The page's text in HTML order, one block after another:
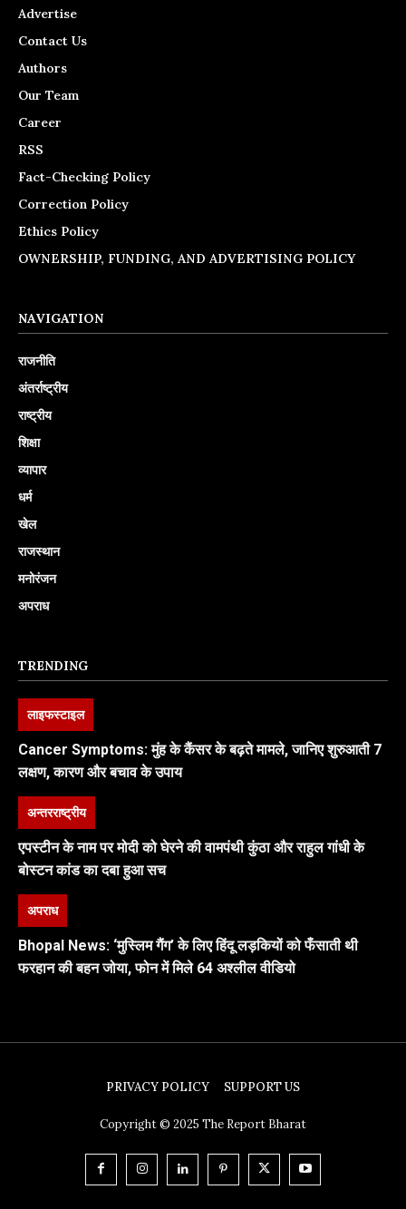
Advertise
Contact Us
Authors
Our Team
Career
RSS
Fact-Checking Policy
Correction Policy
Ethics Policy
OWNERSHIP, FUNDING, AND ADVERTISING POLICY
NAVIGATION
राजनीति
अंतर्राष्ट्रीय
राष्ट्रीय
शिक्षा
व्यापार
धर्म
खेल
राजस्थान
मनोरंजन
अपराध
TRENDING
लाइफस्टाइल
Cancer Symptoms: मुंह के कैंसर के बढ़ते मामले, जानिए शुरुआती 7
लक्षण, कारण और बचाव के उपाय
अन्तरराष्ट्रीय
एपस्टीन के नाम पर मोदी को घेरने की वामपंथी कुंठा और राहुल गांधी के
बोस्टन कांड का दबा हुआ सच
अपराध
Bhopal News: ‘मुस्लिम गैंग’ के लिए हिंदू लड़कियों को फँसाती थी
फरहान की बहन जोया, फोन में मिले 64 अश्लील वीडियो
PRIVACY POLICY SUPPORT US
Copyright © 2025 The Report Bharat